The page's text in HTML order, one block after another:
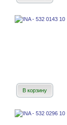
В корзину